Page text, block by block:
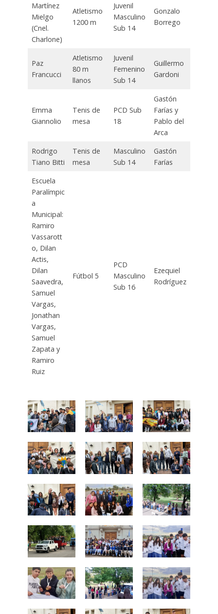
Martínez
Mielgo
(Cnel.
Charlone)
Atletismo
1200 m
Juvenil
Masculino
Sub 14
Gonzalo
Borrego
Paz
Francucci
Atletismo
80 m
llanos
Juvenil
Femenino
Sub 14
Guillermo
Gardoni
Emma
Giannolio
Tenis de
mesa
PCD Sub
18
Gastón
Farías y
Pablo del
Arca
Rodrigo
Tiano Bitti
Tenis de
mesa
Masculino
Sub 14
Gastón
Farías
Escuela
Paralímpic
a
Municipal:
Ramiro
Vassarott
o, Dilan
Actis,
Dilan
Saavedra,
Samuel
Vargas,
Jonathan
Vargas,
Samuel
Zapata y
Ramiro
Ruiz
Fútbol 5
PCD
Masculino
Sub 16
Ezequiel
Rodríguez